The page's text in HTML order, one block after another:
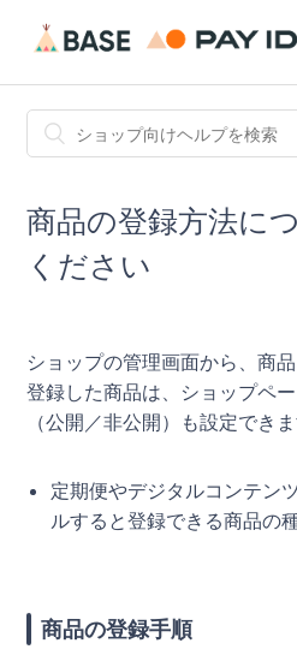
商品の登録方法に
ください
ショップの管理画面から、商品
登録した商品は、ショップペ
（公開／非公開）も設定できま
定期便やデジタルコンテン
ルすると登録できる商品の
商品の登録手順